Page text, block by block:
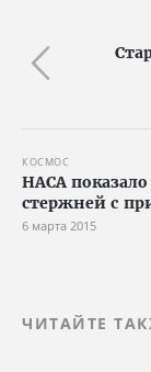
КОСМОС
НАСА
стержней с
6 марта 2015
ЧИТАЙТЕ